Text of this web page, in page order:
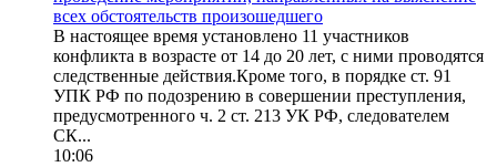
всех обстоятельств произошедшего
В настоящее время установлено 11 участников
конфликта в возрасте от 14 до 20 лет, с ними проводятся
следственные действия.Кроме того, в порядке ст. 91
УПК РФ по подозрению в совершении преступления,
предусмотренного ч. 2 ст. 213 УК РФ, следователем
СК...
10:06